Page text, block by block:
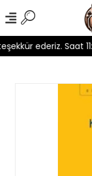
ederiz. Saat